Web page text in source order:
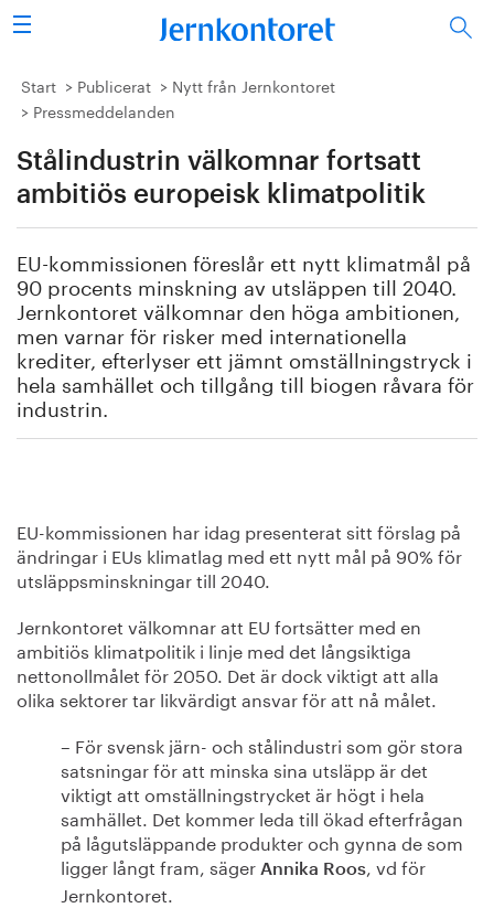
Sök
Stålindustrin
Forskning/utbildning
Energi/miljö
Vi tycker
Publicerat
Bildbank
Start Publicerat
Nytt från Jernkontoret
Pressmeddelanden
Stålindustrin välkomnar fortsatt
ambitiös europeisk klimatpolitik
EU-kommissionen föreslår ett nytt klimatmål på
90 procents minskning av utsläppen till 2040.
Jernkontoret välkomnar den höga ambitionen,
men varnar för risker med internationella
krediter, efterlyser ett jämnt omställningstryck i
hela samhället och tillgång till biogen råvara för
industrin.
EU-kommissionen har idag presenterat sitt förslag på
ändringar i EUs klimatlag med ett nytt mål på 90% för
utsläppsminskningar till 2040.
Jernkontoret välkomnar att EU fortsätter med en
ambitiös klimatpolitik i linje med det långsiktiga
nettonollmålet för 2050. Det är dock viktigt att alla
olika sektorer tar likvärdigt ansvar för att nå målet.
– För svensk järn- och stålindustri som gör stora
satsningar för att minska sina utsläpp är det
viktigt att omställningstrycket är högt i hela
samhället. Det kommer leda till ökad efterfrågan
på lågutsläppande produkter och gynna de som
ligger långt fram, säger Annika Roos, vd för
Jernkontoret.